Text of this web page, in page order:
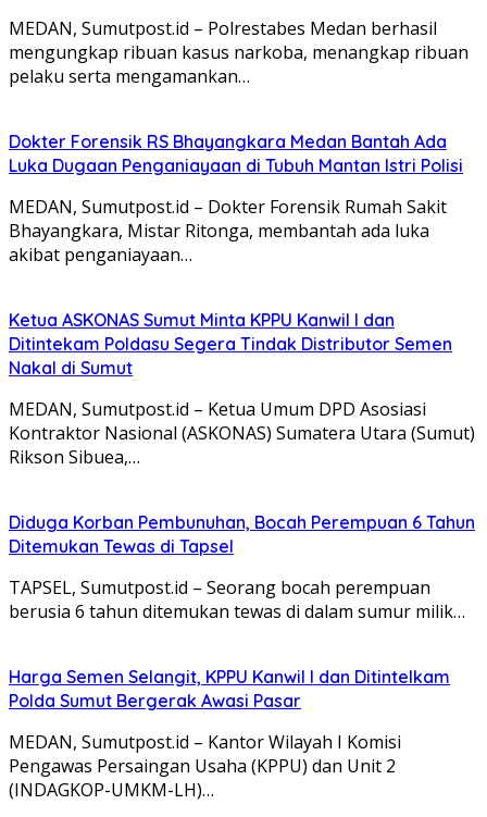
MEDAN, Sumutpost.id – Polrestabes Medan berhasil
mengungkap ribuan kasus narkoba, menangkap ribuan
pelaku serta mengamankan…
Dokter Forensik RS Bhayangkara Medan Bantah Ada
Luka Dugaan Penganiayaan di Tubuh Mantan Istri Polisi
MEDAN, Sumutpost.id – Dokter Forensik Rumah Sakit
Bhayangkara, Mistar Ritonga, membantah ada luka
akibat penganiayaan…
Ketua ASKONAS Sumut Minta KPPU Kanwil I dan
Ditintekam Poldasu Segera Tindak Distributor Semen
Nakal di Sumut
MEDAN, Sumutpost.id – Ketua Umum DPD Asosiasi
Kontraktor Nasional (ASKONAS) Sumatera Utara (Sumut)
Rikson Sibuea,…
Diduga Korban Pembunuhan, Bocah Perempuan 6 Tahun
Ditemukan Tewas di Tapsel
TAPSEL, Sumutpost.id – Seorang bocah perempuan
berusia 6 tahun ditemukan tewas di dalam sumur milik…
Harga Semen Selangit, KPPU Kanwil I dan Ditintelkam
Polda Sumut Bergerak Awasi Pasar
MEDAN, Sumutpost.id – Kantor Wilayah I Komisi
Pengawas Persaingan Usaha (KPPU) dan Unit 2
(INDAGKOP-UMKM-LH)…